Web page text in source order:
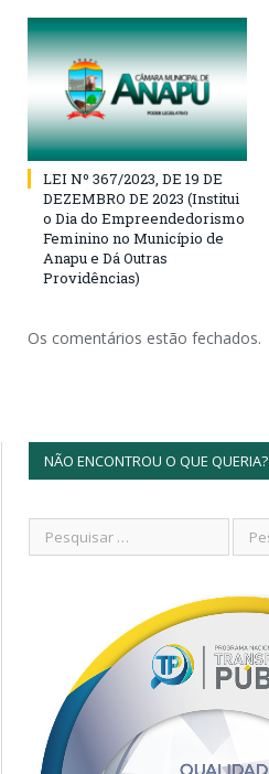
LEI Nº 367/2023, DE 19 DE
DEZEMBRO DE 2023 (Institui
o Dia do Empreendedorismo
Feminino no Município de
Anapu e Dá Outras
Providências)
Os comentários estão fechados.
NÃO ENCONTROU O QUE QUERIA?